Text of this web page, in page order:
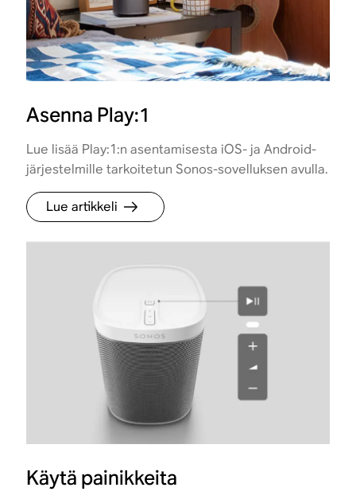
Asenna Play:1
Lue lisää Play:1:n asentamisesta iOS- ja Android-
järjestelmille tarkoitetun Sonos-sovelluksen avulla.
Lue artikkeli
Käytä painikkeita